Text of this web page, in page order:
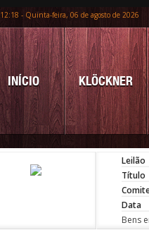
12:18 - Quinta-feira, 06 de agosto de 2026
INÍCIO KLÖCKNER
Leilão
Título
Data
Bens